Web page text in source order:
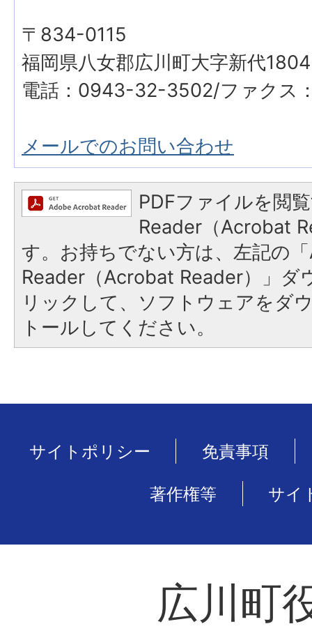
〒834-0115
福岡県八女郡広川町大字新代
電話：0943-32-3502/ファクス
メールでのお問い合わせ
PDFファイルを閲
Reader（Acrobat
す。お持ちでない方は、左記の
Reader（Acrobat Reader）」ダ
リックして、ソフトウェアをダ
トールしてください。
サイトポリシー 免責事項
著作権等 サイ
広川町